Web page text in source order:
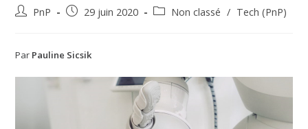
PnP 29 juin 2020 Non classé / Tech (PnP)
Par Pauline Sicsik